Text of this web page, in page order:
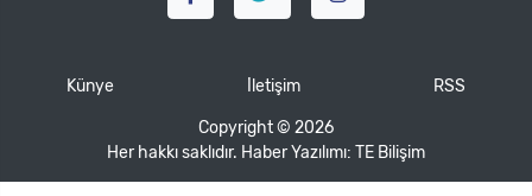
Künye İletişim RSS
Copyright © 2026
Her hakkı saklıdır. Haber Yazılımı: TE Bilişim